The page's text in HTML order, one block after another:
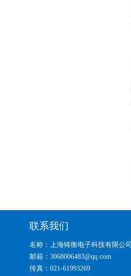
联系我们
名称：上海铸衡电子科技有限公司
邮箱：3068006483@qq.com
传真：021-61993269